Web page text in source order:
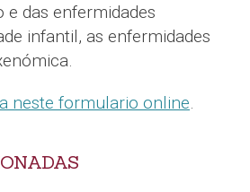
das enfermidades
infantil, as enfermidades
neste formulario online.